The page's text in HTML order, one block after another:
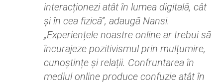
interacționezi atât în lumea digitală, cât
și în cea fizică”, adaugă Nansi.
„Experiențele noastre online ar trebui să
încurajeze pozitivismul prin mulțumire,
cunoștințe și relații. Confruntarea în
mediul online produce confuzie atât în